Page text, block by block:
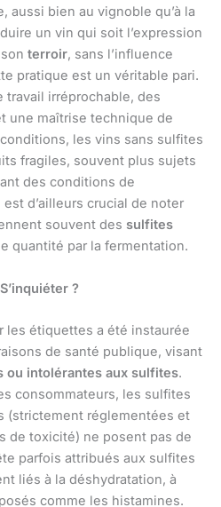
aussi bien au vignoble qu’à la
un vin qui soit l’expression
terroir, sans l’influence
pratique est un véritable pari.
travail irréprochable, des
une maîtrise technique de
les vins sans sulfites
fragiles, souvent plus sujets
des conditions de
d’ailleurs crucial de noter
souvent des sulfites
quantité par la fermentation.
?
les étiquettes a été instaurée
de santé publique, visant
ou intolérantes aux sulfites.
consommateurs, les sulfites
(strictement réglementées et
de toxicité) ne posent pas de
parfois attribués aux sulfites
liés à la déshydratation, à
comme les histamines.